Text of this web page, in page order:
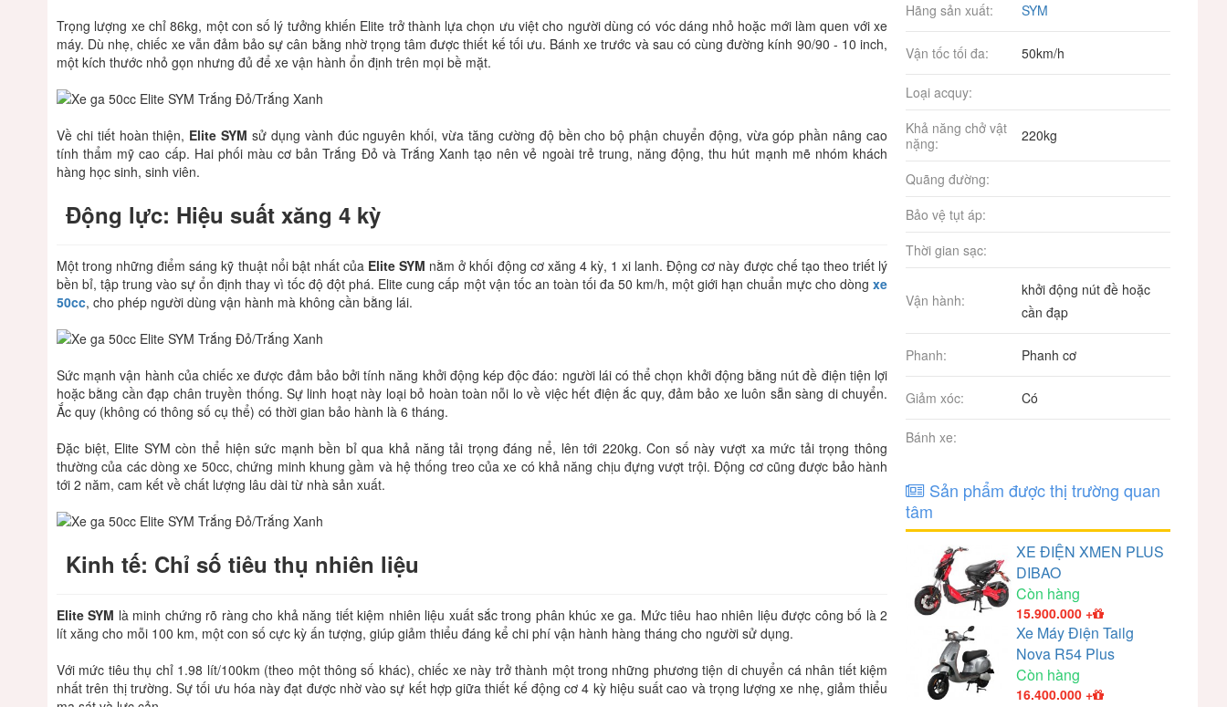
Trọng lượng xe chỉ 86kg, một con số lý tưởng khiến Elite trở thành lựa chọn ưu việt cho người dùng có vóc dáng nhỏ hoặc mới làm quen với xe
máy. Dù nhẹ, chiếc xe vẫn đảm bảo sự cân bằng nhờ trọng tâm được thiết kế tối ưu. Bánh xe trước và sau có cùng đường kính 90/90 - 10 inch,
một kích thước nhỏ gọn nhưng đủ để xe vận hành ổn định trên mọi bề mặt.
Về chi tiết hoàn thiện, Elite SYM sử dụng vành đúc nguyên khối, vừa tăng cường độ bền cho bộ phận chuyển động, vừa góp phần nâng cao
tính thẩm mỹ cao cấp. Hai phối màu cơ bản Trắng Đỏ và Trắng Xanh tạo nên vẻ ngoài trẻ trung, năng động, thu hút mạnh mẽ nhóm khách
hàng học sinh, sinh viên.
Động lực: Hiệu suất xăng 4 kỳ
Một trong những điểm sáng kỹ thuật nổi bật nhất của Elite SYM nằm ở khối động cơ xăng 4 kỳ, 1 xi lanh. Động cơ này được chế tạo theo triết lý
bền bỉ, tập trung vào sự ổn định thay vì tốc độ đột phá. Elite cung cấp một vận tốc an toàn tối đa 50 km/h, một giới hạn chuẩn mực cho dòng xe
50cc, cho phép người dùng vận hành mà không cần bằng lái.
Sức mạnh vận hành của chiếc xe được đảm bảo bởi tính năng khởi động kép độc đáo: người lái có thể chọn khởi động bằng nút đề điện tiện lợi
hoặc bằng cần đạp chân truyền thống. Sự linh hoạt này loại bỏ hoàn toàn nỗi lo về việc hết điện ắc quy, đảm bảo xe luôn sẵn sàng di chuyển.
Ắc quy (không có thông số cụ thể) có thời gian bảo hành là 6 tháng.
Đặc biệt, Elite SYM còn thể hiện sức mạnh bền bỉ qua khả năng tải trọng đáng nể, lên tới 220kg. Con số này vượt xa mức tải trọng thông
thường của các dòng xe 50cc, chứng minh khung gầm và hệ thống treo của xe có khả năng chịu đựng vượt trội. Động cơ cũng được bảo hành
tới 2 năm, cam kết về chất lượng lâu dài từ nhà sản xuất.
Kinh tế: Chỉ số tiêu thụ nhiên liệu
Elite SYM là minh chứng rõ ràng cho khả năng tiết kiệm nhiên liệu xuất sắc trong phân khúc xe ga. Mức tiêu hao nhiên liệu được công bố là 2
lít xăng cho mỗi 100 km, một con số cực kỳ ấn tượng, giúp giảm thiểu đáng kể chi phí vận hành hàng tháng cho người sử dụng.
Với mức tiêu thụ chỉ 1.98 lít/100km (theo một thông số khác), chiếc xe này trở thành một trong những phương tiện di chuyển cá nhân tiết kiệm
nhất trên thị trường. Sự tối ưu hóa này đạt được nhờ vào sự kết hợp giữa thiết kế động cơ 4 kỳ hiệu suất cao và trọng lượng xe nhẹ, giảm thiểu
Hãng sản xuất: SYM
Vận tốc tối đa: 50km/h
Loại acquy:
Khả năng chở vật
nặng:
220kg
Quãng đường:
Bảo vệ tụt áp:
Thời gian sạc:
Vận hành:
khởi động nút đề hoặc
cần đạp
Phanh: Phanh cơ
Giảm xóc: Có
Bánh xe:
Sản phẩm được thị trường quan
tâm
XE ĐIỆN XMEN PLUS
DIBAO
Còn hàng
15.900.000 +
Xe Máy Điện Tailg
Nova R54 Plus
Còn hàng
16.400.000 +